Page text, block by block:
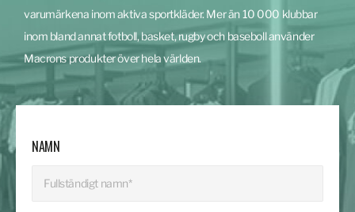
varumärkena inom aktiva sportkläder. Mer än 10 000 klubbar
inom bland annat fotboll, basket, rugby och baseboll använder
Macrons produkter över hela världen.
NAMN